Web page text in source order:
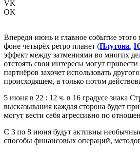
VK
OK
Впереди июнь и главное событие этого
фоне четырёх ретро планет (Плутона,
эффект между затмениями во многих
отстоять свои интересы могут
партнёров захочет использовать
происходящем, а только потом
5 июня в 22 : 12 ч. в 16 градусе знака
высказывания каждая сторона будет
могут вести себя агрессивно по
С 3 по 8 июня будут активны
способы финансовых операций,